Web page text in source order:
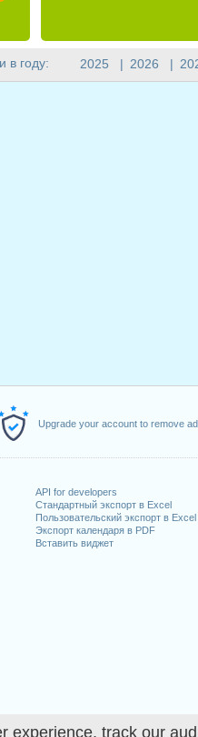
track our
Upgrade your account to remove
API for developers
Стандартный экспорт в Excel
Пользовательский экспорт в Excel
Экспорт календаря в PDF
Вставить виджет
в году: 2025 | 2026 |